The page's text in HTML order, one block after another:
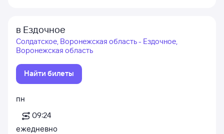
в Ездочное
Солдатское, Воронежская область - Ездочное,
Воронежская область
Найти билеты
пн
09:24
ежедневно